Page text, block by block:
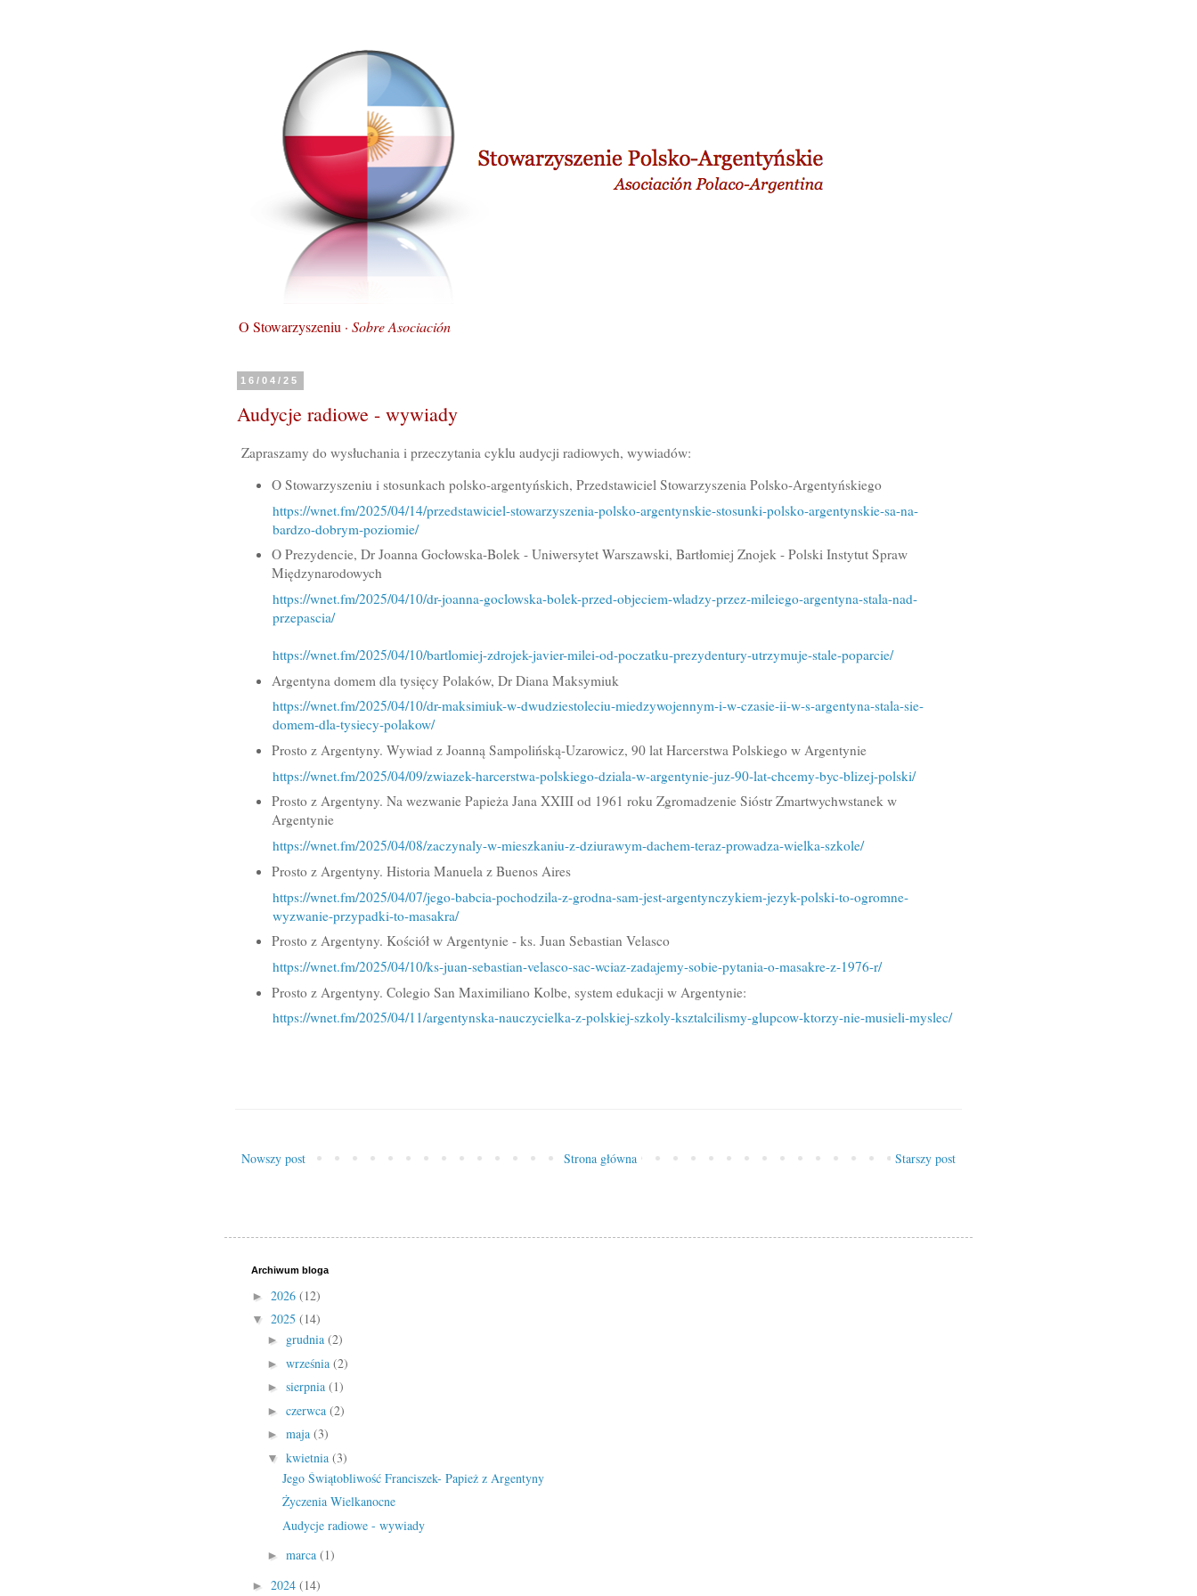
O Stowarzyszeniu · Sobre Asociación
16/04/25
Audycje radiowe - wywiady
Zapraszamy do wysłuchania i przeczytania cyklu audycji radiowych, wywiadów:
O Stowarzyszeniu i stosunkach polsko-argentyńskich, Przedstawiciel Stowarzyszenia Polsko-Argentyńskiego
https://wnet.fm/2025/04/14/przedstawiciel-stowarzyszenia-polsko-argentynskie-stosunki-polsko-argentynskie-sa-na-
bardzo-dobrym-poziomie/
O Prezydencie, Dr Joanna Gocłowska-Bolek - Uniwersytet Warszawski, Bartłomiej Znojek - Polski Instytut Spraw
Międzynarodowych
https://wnet.fm/2025/04/10/dr-joanna-goclowska-bolek-przed-objeciem-wladzy-przez-mileiego-argentyna-stala-nad-
przepascia/
https://wnet.fm/2025/04/10/bartlomiej-zdrojek-javier-milei-od-poczatku-prezydentury-utrzymuje-stale-poparcie/
Argentyna domem dla tysięcy Polaków, Dr Diana Maksymiuk
https://wnet.fm/2025/04/10/dr-maksimiuk-w-dwudziestoleciu-miedzywojennym-i-w-czasie-ii-w-s-argentyna-stala-sie-
domem-dla-tysiecy-polakow/
Prosto z Argentyny. Wywiad z Joanną Sampolińską-Uzarowicz, 90 lat Harcerstwa Polskiego w Argentynie
https://wnet.fm/2025/04/09/zwiazek-harcerstwa-polskiego-dziala-w-argentynie-juz-90-lat-chcemy-byc-blizej-polski/
Prosto z Argentyny. Na wezwanie Papieża Jana XXIII od 1961 roku Zgromadzenie Sióstr Zmartwychwstanek w
Argentynie
https://wnet.fm/2025/04/08/zaczynaly-w-mieszkaniu-z-dziurawym-dachem-teraz-prowadza-wielka-szkole/
Prosto z Argentyny. Historia Manuela z Buenos Aires
https://wnet.fm/2025/04/07/jego-babcia-pochodzila-z-grodna-sam-jest-argentynczykiem-jezyk-polski-to-ogromne-
wyzwanie-przypadki-to-masakra/
Prosto z Argentyny. Kościół w Argentynie - ks. Juan Sebastian Velasco
https://wnet.fm/2025/04/10/ks-juan-sebastian-velasco-sac-wciaz-zadajemy-sobie-pytania-o-masakre-z-1976-r/
Prosto z Argentyny. Colegio San Maximiliano Kolbe, system edukacji w Argentynie:
https://wnet.fm/2025/04/11/argentynska-nauczycielka-z-polskiej-szkoly-ksztalcilismy-glupcow-ktorzy-nie-musieli-myslec/
Nowszy post Starszy post
Strona główna
Archiwum bloga
► 2026 (12)
▼ 2025 (14)
► grudnia (2)
► września (2)
► sierpnia (1)
► czerwca (2)
► maja (3)
▼ kwietnia (3)
Jego Świątobliwość Franciszek- Papież z Argentyny
Życzenia Wielkanocne
Audycje radiowe - wywiady
► marca (1)
► 2024 (14)